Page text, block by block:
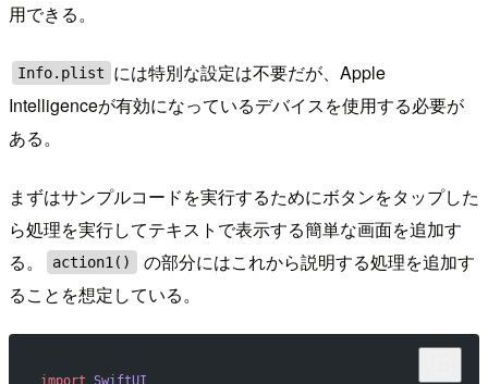
用できる。
Info.plist
には特別な設定は不要だが、Apple
Intelligenceが有効になっているデバイスを使用する必要が
ある。
まずはサンプルコードを実行するためにボタンをタップした
ら処理を実行してテキストで表示する簡単な画面を追加す
る。
action1()
の部分にはこれから説明する処理を追加す
ることを想定している。
import SwiftUI